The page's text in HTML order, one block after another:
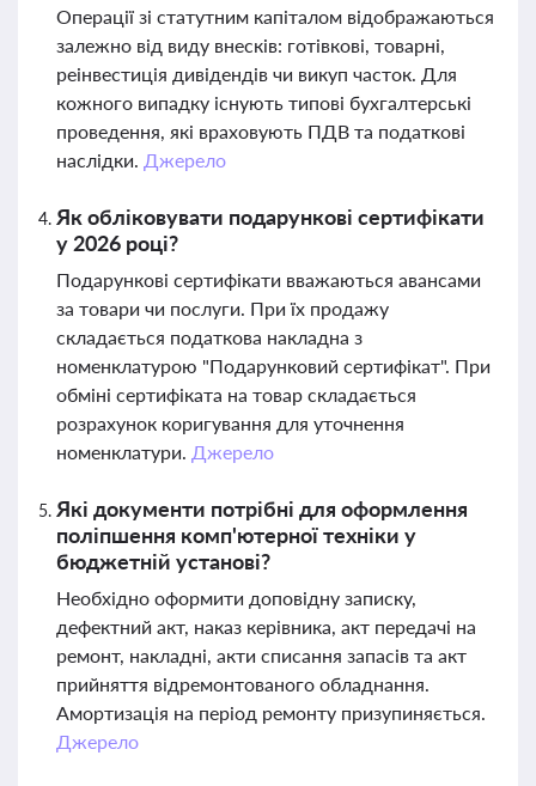
Операції зі статутним капіталом відображаються
залежно від виду внесків: готівкові, товарні,
реінвестиція дивідендів чи викуп часток. Для
кожного випадку існують типові бухгалтерські
проведення, які враховують ПДВ та податкові
наслідки. Джерело
Як обліковувати подарункові сертифікати
у 2026 році?
Подарункові сертифікати вважаються авансами
за товари чи послуги. При їх продажу
складається податкова накладна з
номенклатурою "Подарунковий сертифікат". При
обміні сертифіката на товар складається
розрахунок коригування для уточнення
номенклатури. Джерело
Які документи потрібні для оформлення
поліпшення комп'ютерної техніки у
бюджетній установі?
Необхідно оформити доповідну записку,
дефектний акт, наказ керівника, акт передачі на
ремонт, накладні, акти списання запасів та акт
прийняття відремонтованого обладнання.
Амортизація на період ремонту призупиняється.
Джерело